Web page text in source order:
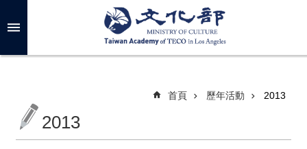
關
首頁 歷年活動 2013
2013